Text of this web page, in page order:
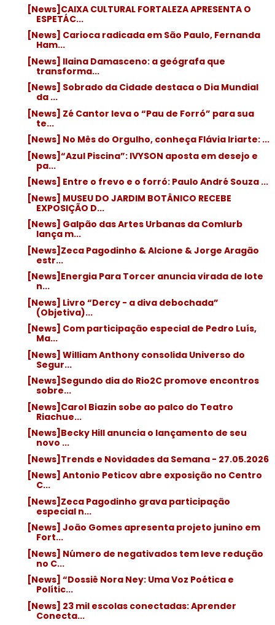
[News]CAIXA CULTURAL FORTALEZA APRESENTA O
ESPETÁC...
[News] Carioca radicada em São Paulo, Fernanda
Ham...
[News] Ilaina Damasceno: a geógrafa que
transforma...
[News] Sobrado da Cidade destaca o Dia Mundial
da ...
[News] Zé Cantor leva o “Pau de Forró” para sua
te...
[News] No Mês do Orgulho, conheça Flávia Iriarte: ...
[News]“Azul Piscina”: IVYSON aposta em desejo e
pa...
[News] Entre o frevo e o forró: Paulo André Souza ...
[News] MUSEU DO JARDIM BOTÂNICO RECEBE
EXPOSIÇÃO D...
[News] Galpão das Artes Urbanas da Comlurb
lança m...
[News]Zeca Pagodinho & Alcione & Jorge Aragão
estr...
[News]Energia Para Torcer anuncia virada de lote
n...
[News] Livro “Dercy - a diva debochada”
(Objetiva)...
[News] Com participação especial de Pedro Luís,
Ma...
[News] William Anthony consolida Universo do
Segur...
[News]Segundo dia do Rio2C promove encontros
sobre...
[News]Carol Biazin sobe ao palco do Teatro
Riachue...
[News]Becky Hill anuncia o lançamento de seu
novo ...
[News]Trends e Novidades da Semana - 27.05.2026
[News] Antonio Peticov abre exposição no Centro
C...
[News]Zeca Pagodinho grava participação
especial n...
[News] João Gomes apresenta projeto junino em
Fort...
[News] Número de negativados tem leve redução
no C...
[News] “Dossiê Nora Ney: Uma Voz Poética e
Polític...
[News] 23 mil escolas conectadas: Aprender
Conecta...